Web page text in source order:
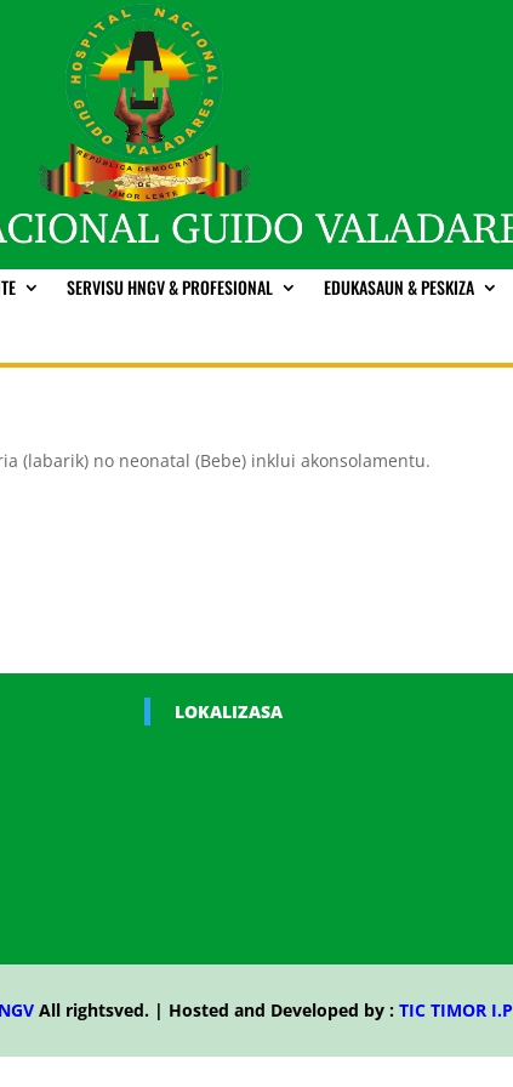
SERVISU HNGV & PROFESIONAL
EDUKASAUN & PESKIZA
(labarik) no neonatal (Bebe) inklui akonsolamentu.
LOKALIZASA
All rightsved. | Hosted and Developed by : TIC TIMOR I.P